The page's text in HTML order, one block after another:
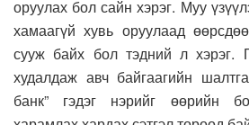
оруулах бол сайн хэрэг. Муу
хамаагүй хувь оруулаад
сууж байх бол тэдний л хэрэг.
худалдаж авч байгаагийн
банк” гэдэг нэрийг өөрийн